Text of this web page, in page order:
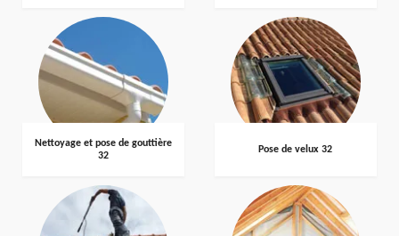
Nettoyage et pose de gouttière
32
Pose de velux 32